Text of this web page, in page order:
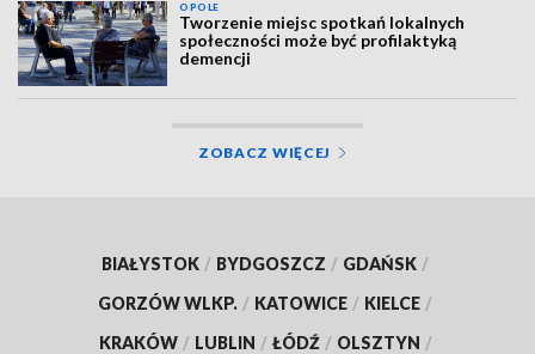
OPOLE
Tworzenie miejsc spotkań lokalnych
społeczności może być profilaktyką
demencji
ZOBACZ WIĘCEJ
BIAŁYSTOK / BYDGOSZCZ / GDAŃSK /
GORZÓW WLKP. / KATOWICE / KIELCE /
KRAKÓW / LUBLIN / ŁÓDŹ / OLSZTYN /